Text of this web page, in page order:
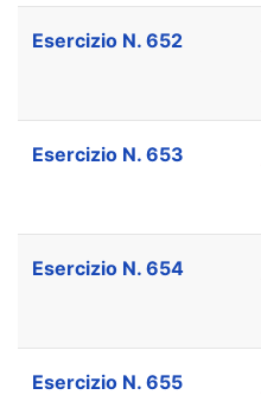
Esercizio N. 652
Esercizio N. 653
Esercizio N. 654
Esercizio N. 655